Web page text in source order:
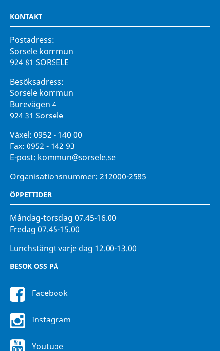
KONTAKT
Postadress:
Sorsele kommun
924 81 SORSELE
Besöksadress:
Sorsele kommun
Burevägen 4
924 31 Sorsele
Växel: 0952 - 140 00
Fax: 0952 - 142 93
E-post: kommun@sorsele.se
Organisationsnummer: 212000-2585
ÖPPETTIDER
Måndag-torsdag 07.45-16.00
Fredag 07.45-15.00
Lunchstängt varje dag 12.00-13.00
BESÖK OSS PÅ
Facebook
Instagram
Youtube